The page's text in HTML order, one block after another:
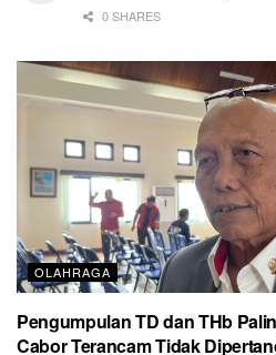
0 SHARES
OLAHRAGA
Pengumpulan TD dan THb
Cabor Terancam Tidak